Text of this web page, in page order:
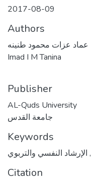
2017-08-09
Authors
عماد عزات محمود طنينه
Imad I M Tanina
Publisher
AL-Quds University
جامعة القدس
Keywords
,
Citation